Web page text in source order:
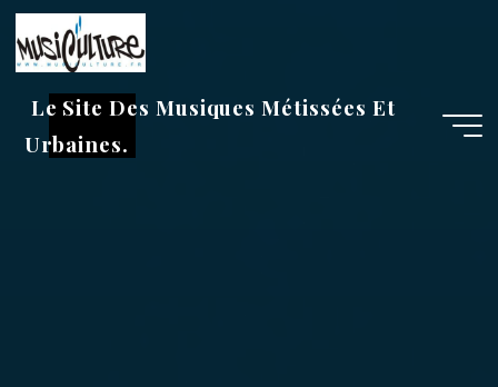
Aller
au
contenu
Le Site Des Musiques Métissées Et
Urbaines.